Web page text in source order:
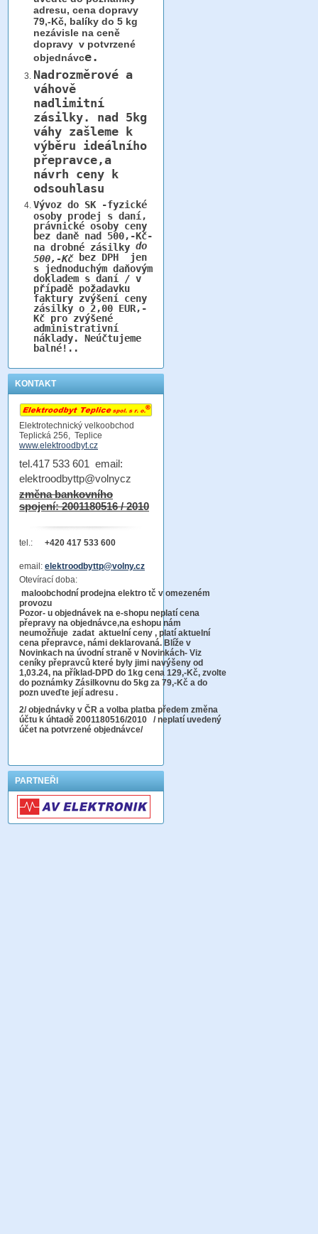
adresu, cena dopravy
79,-Kč, balíky do 5 kg
nezávisle na ceně
dopravy v potvrzené
objednávce.
Nadrozměrové a
váhově
nadlimitní
zásilky. nad 5kg
váhy zašleme k
výběru ideálního
přepravce,a
návrh ceny k
odsouhlasu
Vývoz do SK -fyzické
osoby prodej s daní,
právnické osoby ceny
bez daně nad 500,-Kč-
na drobné zásilky do
500,-Kčbez DPH jen
s jednoduchým daňovým
dokladem s daní / v
případě požadavku
faktury zvýšení ceny
zásilky o 2,00 EUR,-
Kč pro zvýšené
administrativní
náklady. Neúčtujeme
balné!..
KONTAKT
Elektrotechnický velkoobchod
Teplická 256, Teplice
www.elektroodbyt.cz
tel.417 533 601 email:
elektroodbyttp@volnycz
změna bankovního
spojení: 2001180516 / 2010
tel.: +420 417 533 600
email: elektroodbyttp@volny.cz
Otevírací doba:
maloobchodní prodejna elektro tč v omezeném
provozu
Pozor- u objednávek na e-shopu neplatí cena
přepravy na objednávce,na eshopu nám
neumožňuje zadat aktuelní ceny , platí aktuelní
cena přepravce, námi deklarovaná. Blíže v
Novinkach na úvodní straně v Novinkách- Viz
ceníky přepravců které byly jimi navýšeny od
1,03.24, na příklad-DPD do 1kg cena 129,-Kč, zvolte
do poznámky Zásilkovnu do 5kg za 79,-Kč a do
pozn uveďte její adresu .
2/ objednávky v ČR a volba platba předem změna
účtu k úhtadě 2001180516/2010 / neplatí uvedený
účet na potvrzené objednávce/
PARTNEŘI